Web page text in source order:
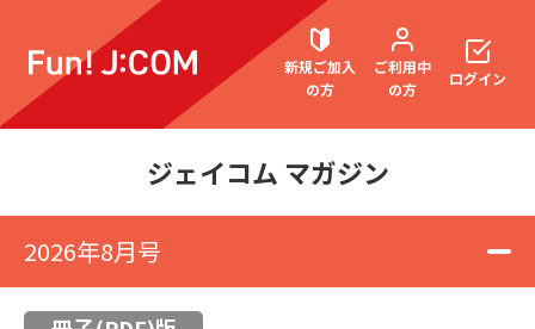
新規ご加入
の方
ご利用中
の方
契約内容確認・変更
ログイン
ジェイコム マガジン
2026年8月号